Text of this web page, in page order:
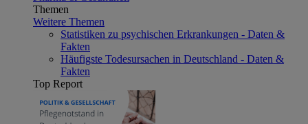
Themen
Weitere Themen
Statistiken zu psychischen Erkrankungen - Daten &
Fakten
Häufigste Todesursachen in Deutschland - Daten &
Fakten
Top Report